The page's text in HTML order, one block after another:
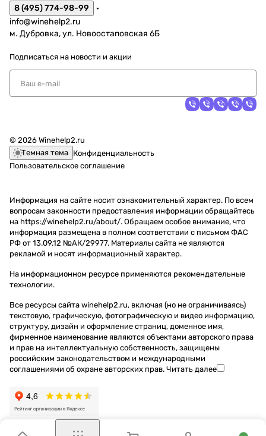
8 (495) 774-98-99
info@winehelp2.ru
м. Дубровка, ул. Новоостаповская 6Б
Подписаться на новости и акции
© 2026 Winehelp2.ru
Темная тема Конфиденциальность
Пользовательское соглашение
Информация на сайте носит ознакомительный характер. По всем
вопросам законности предоставления информации обращайтесь
на https://winehelp2.ru/about/. Обращаем особое внимание, что
информация размещена в полном соответствии с письмом ФАС
РФ от 13.09.12 №АК/29977. Материалы сайта не являются
рекламой и носят информационный характер.
На информационном ресурсе применяются рекомендательные
технологии.
Все ресурсы сайта winehelp2.ru, включая (но не ограничиваясь)
текстовую, графическую, фотографическую и видео информацию,
структуру, дизайн и оформление страниц, доменное имя,
фирменное наименование являются объектами авторского права
и прав на интеллектуальную собственность, защищены
российским законодательством и международными
соглашениями об охране авторских прав. Читать далее